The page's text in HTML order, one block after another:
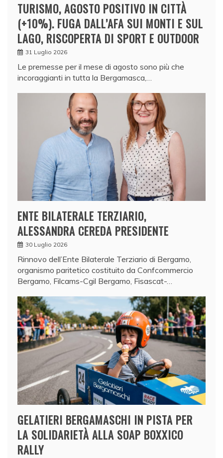
TURISMO, AGOSTO POSITIVO IN CITTÀ
(+10%). FUGA DALL’AFA SUI MONTI E SUL
LAGO, RISCOPERTA DI SPORT E OUTDOOR
31 Luglio 2026
Le premesse per il mese di agosto sono più che
incoraggianti in tutta la Bergamasca,…
ENTE BILATERALE TERZIARIO,
ALESSANDRA CEREDA PRESIDENTE
30 Luglio 2026
Rinnovo dell’Ente Bilaterale Terziario di Bergamo,
organismo paritetico costituito da Confcommercio
Bergamo, Filcams-Cgil Bergamo, Fisascat-…
GELATIERI BERGAMASCHI IN PISTA PER
LA SOLIDARIETÀ ALLA SOAP BOXXICO
RALLY